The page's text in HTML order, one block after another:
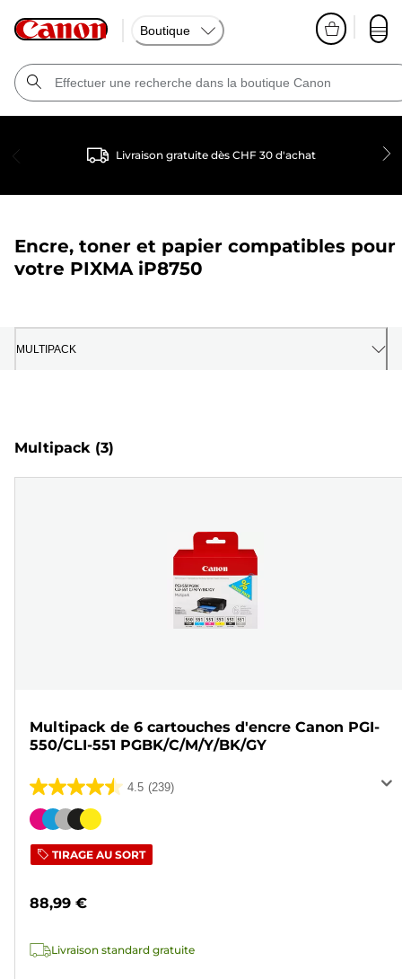
Boutique
Livraison gratuite dès CHF 30 d'achat
Encre, toner et papier compatibles pour
votre PIXMA iP8750
MULTIPACK
Multipack (3)
Multipack de 6 cartouches d'encre Canon PGI-
550/CLI-551 PGBK/C/M/Y/BK/GY
4.5 (239)
4.5
sur
étoiles.
avis
Cartouche
TIRAGE AU SORT
88,99 €
Livraison standard gratuite